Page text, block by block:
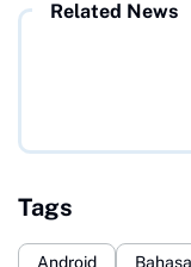
Related News
Tags
Android Bahasa